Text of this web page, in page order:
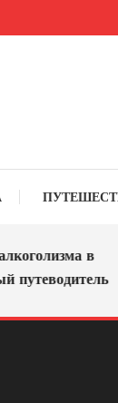
в